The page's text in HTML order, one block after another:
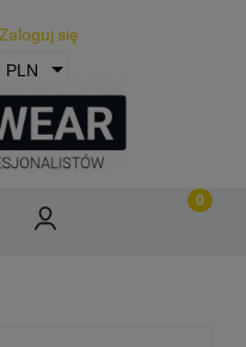
Zaloguj się